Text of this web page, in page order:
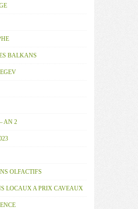
BALKANS
AN 2
OLFACTIFS
LOCAUX A PRIX CAVEAUX